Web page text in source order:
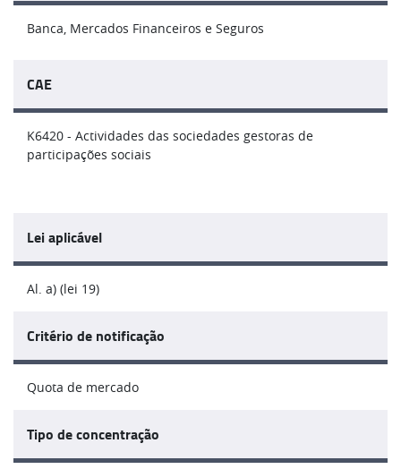
Banca, Mercados Financeiros e Seguros
CAE
K6420 - Actividades das sociedades gestoras de
participações sociais
Lei aplicável
Al. a) (lei 19)
Critério de notificação
Quota de mercado
Tipo de concentração